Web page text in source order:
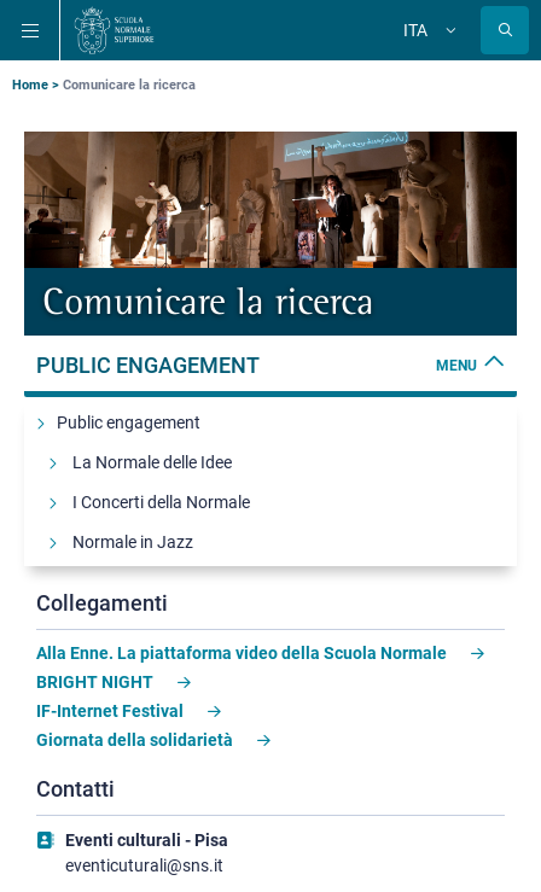
alla
navigazione
principale
contenuto
principale
alla
ricerca
principale
ITA
Briciole
di
pane
Home Comunicare la ricerca
Comunicare la ricerca
PUBLIC ENGAGEMENT MENU
Public engagement
La Normale delle Idee
I Concerti della Normale
Normale in Jazz
Comunicare la ricerca
Il Forum studentesco
Le Letture della Normale
Arte contemporanea alla Carovana
Progetto Piazza dei Cavalieri
Coordinamento Terza Missione/Public Engagement
Collegamenti
Alla Enne. La piattaforma video della Scuola Normale
BRIGHT NIGHT
IF-Internet Festival
Giornata della solidarietà
Contatti
Eventi culturali - Pisa
eventicuturali@sns.it